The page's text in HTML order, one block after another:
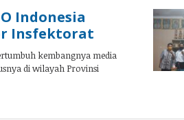
Indonesia
Insfektorat
kembangnya media
di wilayah Provinsi